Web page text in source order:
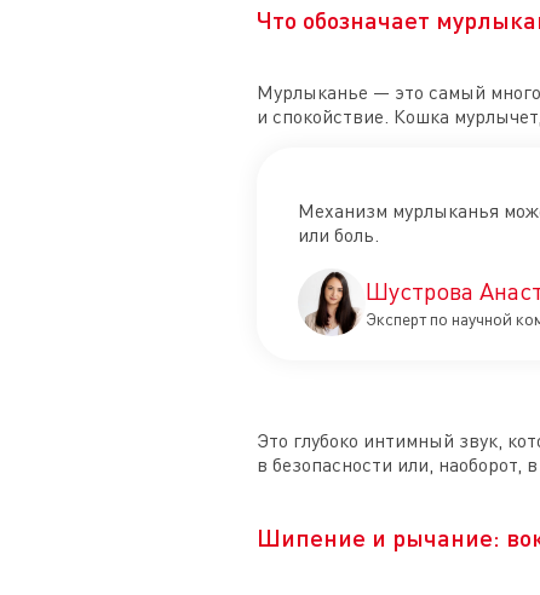
Что обозначает
Мурлыканье — это самый
и спокойствие. Кошка
Механизм мурлыканья
или боль.
Шустрова
Эксперт по научной
Это глубоко интимный звук,
в безопасности или, наоборот,
Шипение и рычание: